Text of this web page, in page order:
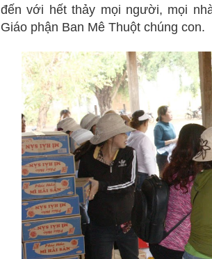
đến với hết thảy mọi người, mọi
Giáo phận Ban Mê Thuột chúng con.